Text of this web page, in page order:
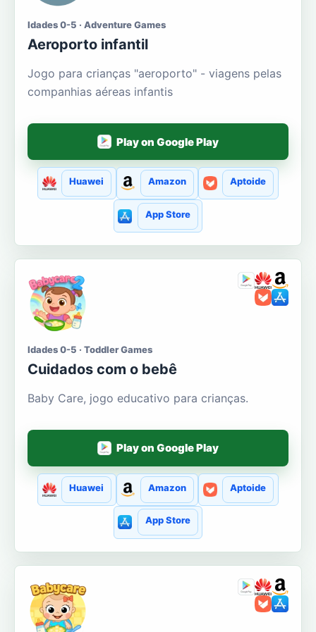
Idades 0-5 · Adventure Games
Aeroporto infantil
Jogo para crianças "aeroporto" - viagens pelas
companhias aéreas infantis
Play on Google Play
Huawei Amazon Aptoide
App Store
Idades 0-5 · Toddler Games
Cuidados com o bebê
Baby Care, jogo educativo para crianças.
Play on Google Play
Huawei Amazon Aptoide
App Store